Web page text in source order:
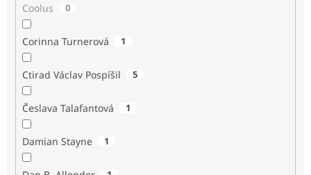
Coolus 0
Corinna Turnerová 1
Ctirad Václav Pospíšil 5
Česlava Talafantová 1
Damian Stayne 1